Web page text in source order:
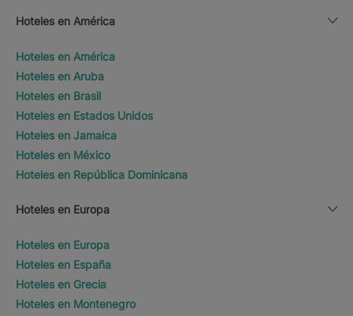
Hoteles en América
Hoteles en América
Hoteles en Aruba
Hoteles en Brasil
Hoteles en Estados Unidos
Hoteles en Jamaica
Hoteles en México
Hoteles en República Dominicana
Hoteles en Europa
Hoteles en Europa
Hoteles en España
Hoteles en Grecia
Hoteles en Montenegro